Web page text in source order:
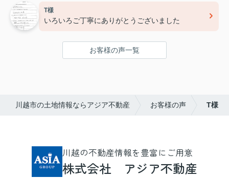
T様
いろいろご丁寧にありがとうございました
お客様の声一覧
川越市の土地情報ならアジア不動産 お客様の声 T様
川越の不動産情報を豊富にご用意
株式会社 アジア不動産